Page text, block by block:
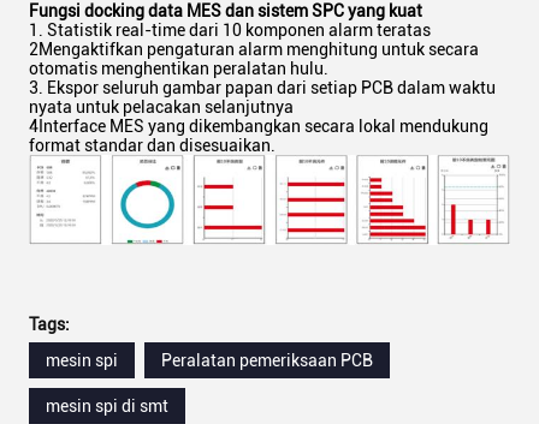
Fungsi docking data MES dan sistem SPC yang kuat
1. Statistik real-time dari 10 komponen alarm teratas
2Mengaktifkan pengaturan alarm menghitung untuk secara
otomatis menghentikan peralatan hulu.
3. Ekspor seluruh gambar papan dari setiap PCB dalam waktu
nyata untuk pelacakan selanjutnya
4Interface MES yang dikembangkan secara lokal mendukung
format standar dan disesuaikan.
Tags:
mesin spi
Peralatan pemeriksaan PCB
mesin spi di smt